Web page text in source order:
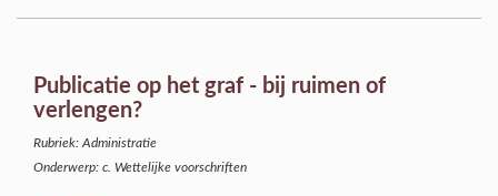
Publicatie op het graf - bij ruimen of
verlengen?
Rubriek: Administratie
Onderwerp: c. Wettelijke voorschriften